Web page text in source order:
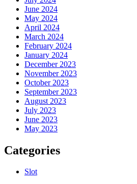
June 2024
May 2024
April 2024
March 2024
February 2024
January 2024
December 2023
November 2023
October 2023
September 2023
August 2023
July 2023
June 2023
May 2023
Categories
Slot